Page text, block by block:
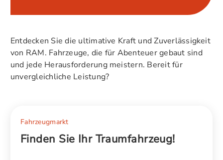
Entdecken Sie die ultimative Kraft und Zuverlässigkeit
von RAM. Fahrzeuge, die für Abenteuer gebaut sind
und jede Herausforderung meistern. Bereit für
unvergleichliche Leistung?
Fahrzeugmarkt
Finden Sie Ihr Traumfahrzeug!